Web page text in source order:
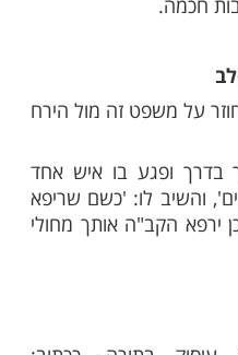
להעברת כאבי
ומברך "'ברוך
במצוותיו וציוונו
המילים "להתעטף